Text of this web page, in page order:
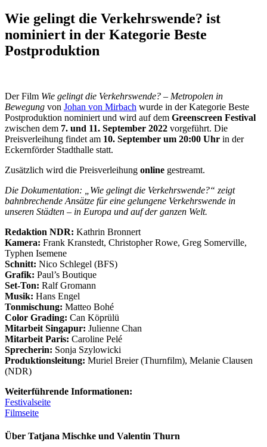
Wie gelingt die Verkehrswende? ist
nominiert in der Kategorie Beste
Postproduktion
Der Film Wie gelingt die Verkehrswende? – Metropolen in
Bewegung von Johan von Mirbach wurde in der Kategorie Beste
Postproduktion nominiert und wird auf dem Greenscreen Festival
zwischen dem 7. und 11. September 2022 vorgeführt. Die
Preisverleihung findet am 10. September um 20:00 Uhr in der
Eckernförder Stadthalle statt.
Zusätzlich wird die Preisverleihung online gestreamt.
Die Dokumentation: „Wie gelingt die Verkehrswende?“ zeigt
bahnbrechende Ansätze für eine gelungene Verkehrswende in
unseren Städten – in Europa und auf der ganzen Welt.
Redaktion NDR: Kathrin Bronnert
Kamera: Frank Kranstedt, Christopher Rowe, Greg Somerville,
Typhen Isemene
Schnitt: Nico Schlegel (BFS)
Grafik: Paul’s Boutique
Set-Ton: Ralf Gromann
Musik: Hans Engel
Tonmischung: Matteo Bohé
Color Grading: Can Köprülü
Mitarbeit Singapur: Julienne Chan
Mitarbeit Paris: Caroline Pelé
Sprecherin: Sonja Szylowicki
Produktionsleitung: Muriel Breier (Thurnfilm), Melanie Clausen
(NDR)
Weiterführende Informationen:
Festivalseite
Filmseite
Über Tatjana Mischke und Valentin Thurn